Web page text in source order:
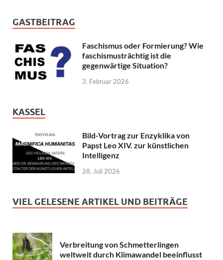
GASTBEITRAG
Faschismus oder Formierung? Wie
faschismusträchtig ist die
gegenwärtige Situation?
3. Februar 2026
KASSEL
Bild-Vortrag zur Enzyklika von
Papst Leo XIV. zur künstlichen
Intelligenz
28. Juli 2026
VIEL GELESENE ARTIKEL UND BEITRÄGE
Verbreitung von Schmetterlingen
weltweit durch Klimawandel beeinflusst